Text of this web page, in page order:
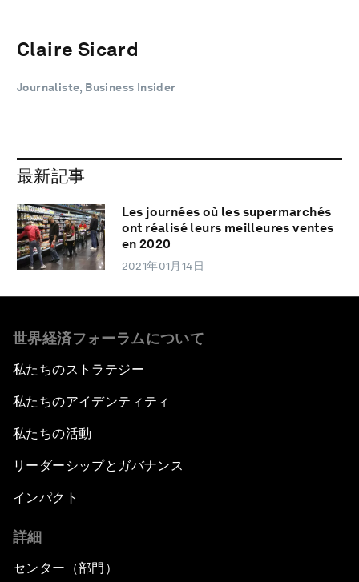
Claire Sicard
Journaliste, Business Insider
最新記事
Les journées où les supermarchés
ont réalisé leurs meilleures ventes
en 2020
2021年01月14日
世界経済フォーラムについて
私たちのストラテジー
私たちのアイデンティティ
私たちの活動
リーダーシップとガバナンス
インパクト
詳細
センター（部門）